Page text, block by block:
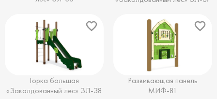
Горка большая
«Заколдованный лес» ЗЛ-38
Развивающая панель
МИФ-81